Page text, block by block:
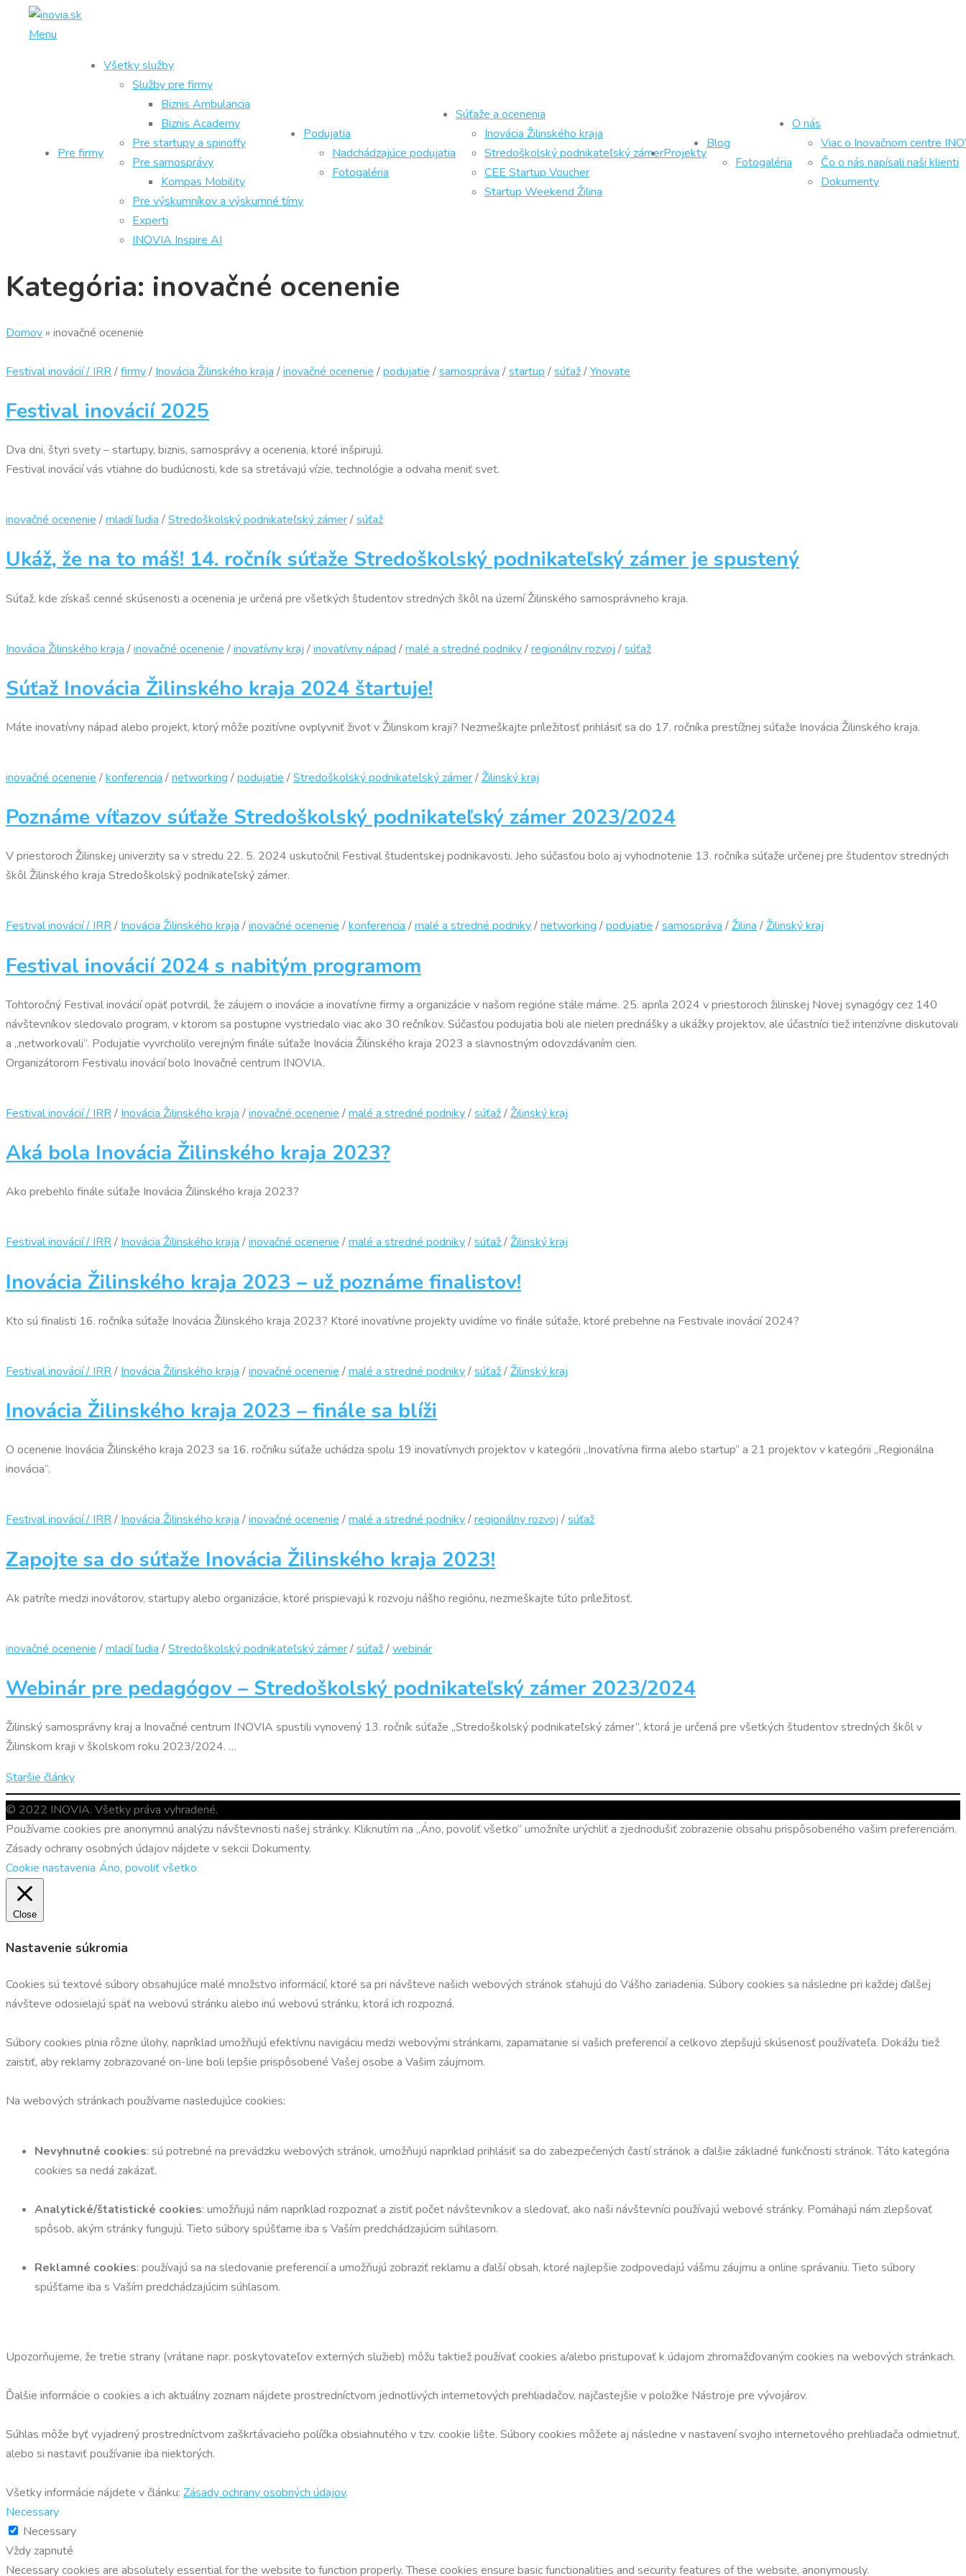
Prejsť
Menu
Pre firmy
Všetky služby
Služby pre firmy
Biznis Ambulancia
Biznis Academy
Pre startupy a spinoffy
Pre samosprávy
Kompas Mobility
Pre výskumníkov a výskumné tímy
Experti
INOVIA Inspire AI
Podujatia
Nadchádzajúce podujatia
Fotogaléria
Súťaže a ocenenia
Inovácia Žilinského kraja
Stredoškolský podnikateľský zámer
CEE Startup Voucher
Startup Weekend Žilina
Projekty
Blog
Fotogaléria
O nás
Viac o Inovačnom centre
Čo o nás napísali naši klienti
Dokumenty
Kategória: inovačné ocenenie
Domov » inovačné ocenenie
Festival inovácií / IRR/firmy/ Inovácia Žilinského kraja /inovačné ocenenie /podujatie /samospráva /startup /súťaž/Ynovate
Festival inovácií 2025
Dva dni, štyri svety – startupy, biznis, samosprávy a ocenenia, ktoré inšpirujú.
Festival inovácií vás vtiahne do budúcnosti, kde sa stretávajú vízie, technológie a odvaha meniť svet.
inovačné ocenenie /mladí ľudia /Stredoškolský podnikateľský zámer/súťaž
Ukáž, že na to máš! 14. ročník súťaže Stredoškolský podnikateľský zámer je spustený
Súťaž, kde získaš cenné skúsenosti a ocenenia je určená pre všetkých študentov stredných škôl na území Žilinského samosprávneho kraja.
Inovácia Žilinského kraja /inovačné ocenenie /inovatívny kraj /inovatívny nápad /malé a stredné podniky/regionálny rozvoj /súťaž
Súťaž Inovácia Žilinského kraja 2024 štartuje!
Máte inovatívny nápad alebo projekt, ktorý môže pozitívne ovplyvniť život v Žilinskom kraji? Nezmeškajte príležitosť prihlásiť sa do 17. ročníka prestížnej súťaže Inovácia Žilinského kraja.
inovačné ocenenie /konferencia /networking /podujatie /Stredoškolský podnikateľský zámer/Žilinský kraj
Poznáme víťazov súťaže Stredoškolský podnikateľský zámer 2023/2024
V priestoroch Žilinskej univerzity sa v stredu 22. 5. 2024 uskutočnil Festival študentskej podnikavosti. Jeho súčasťou bolo aj vyhodnotenie 13. ročníka súťaže určenej pre študentov stredných
škôl Žilinského kraja Stredoškolský podnikateľský zámer.
Festival inovácií / IRR/Inovácia Žilinského kraja/inovačné ocenenie/konferencia/malé a stredné podniky/networking /podujatie/samospráva/Žilina/Žilinský kraj
Festival inovácií 2024 s nabitým programom
Tohtoročný Festival inovácií opäť potvrdil, že záujem o inovácie a inovatívne firmy a organizácie v našom regióne stále máme. 25. apríla 2024 v priestoroch žilinskej Novej synagógy cez 140
návštevníkov sledovalo program, v ktorom sa postupne vystriedalo viac ako 30 rečníkov. Súčasťou podujatia boli ale nielen prednášky a ukážky projektov, ale účastníci tiež intenzívne diskutovali
a „networkovali“. Podujatie vyvrcholilo verejným finále súťaže Inovácia Žilinského kraja 2023 a slavnostným odovzdávaním cien.
Organizátorom Festivalu inovácií bolo Inovačné centrum INOVIA.
Festival inovácií / IRR/ Inovácia Žilinského kraja /inovačné ocenenie /malé a stredné podniky/súťaž/Žilinský kraj
Aká bola Inovácia Žilinského kraja 2023?
Ako prebehlo finále súťaže Inovácia Žilinského kraja 2023?
Festival inovácií / IRR/Inovácia Žilinského kraja/inovačné ocenenie/malé a stredné podniky/súťaž/Žilinský kraj
Inovácia Žilinského kraja 2023 – už poznáme finalistov!
Kto sú finalisti 16. ročníka súťaže Inovácia Žilinského kraja 2023? Ktoré inovatívne projekty uvidíme vo finále súťaže, ktoré prebehne na Festivale inovácií 2024?
Festival inovácií / IRR/ Inovácia Žilinského kraja /inovačné ocenenie /malé a stredné podniky/súťaž/Žilinský kraj
Inovácia Žilinského kraja 2023 – finále sa blíži
O ocenenie Inovácia Žilinského kraja 2023 sa 16. ročníku súťaže uchádza spolu 19 inovatívnych projektov v kategórii „Inovatívna firma alebo startup“ a 21 projektov v kategórii „Regionálna
inovácia“.
Festival inovácií / IRR/ Inovácia Žilinského kraja /inovačné ocenenie /malé a stredné podniky/regionálny rozvoj /súťaž
Zapojte sa do súťaže Inovácia Žilinského kraja 2023!
Ak patríte medzi inovátorov, startupy alebo organizácie, ktoré prispievajú k rozvoju nášho regiónu, nezmeškajte túto príležitosť.
inovačné ocenenie /mladí ľudia /Stredoškolský podnikateľský zámer/súťaž/webinár
Webinár pre pedagógov – Stredoškolský podnikateľský zámer 2023/2024
Žilinský samosprávny kraj a Inovačné centrum INOVIA spustili vynovený 13. ročník súťaže „Stredoškolský podnikateľský zámer“, ktorá je určená pre všetkých študentov stredných škôl v
Žilinskom kraji v školskom roku 2023/2024. …
Navigácia
v
článkoch
Staršie články
© 2022 INOVIA. Všetky práva vyhradené.
Používame cookies pre anonymnú analýzu návštevnosti našej stránky. Kliknutím na „Áno, povoliť všetko“ umožníte urýchliť a zjednodušiť zobrazenie obsahu prispôsobeného vašim preferenciám.
Zásady ochrany osobných údajov nájdete v sekcii Dokumenty.
Cookie nastavenia Áno, povoliť všetko
Close
Nastavenie súkromia
Cookies sú textové súbory obsahujúce malé množstvo informácií, ktoré sa pri návšteve našich webových stránok sťahujú do Vášho zariadenia. Súbory cookies sa následne pri každej ďalšej
návšteve odosielajú späť na webovú stránku alebo inú webovú stránku, ktorá ich rozpozná.
Súbory cookies plnia rôzne úlohy, napríklad umožňujú efektívnu navigáciu medzi webovými stránkami, zapamätanie si vašich preferencií a celkovo zlepšujú skúsenosť používateľa. Dokážu tiež
zaistiť, aby reklamy zobrazované on-line boli lepšie prispôsobené Vašej osobe a Vašim záujmom.
Na webových stránkach používame nasledujúce cookies:
Nevyhnutné cookies: sú potrebné na prevádzku webových stránok, umožňujú napríklad prihlásiť sa do zabezpečených častí stránok a ďalšie základné funkčnosti stránok. Táto kategória
cookies sa nedá zakázať.
Analytické/štatistické cookies: umožňujú nám napríklad rozpoznať a zistiť počet návštevníkov a sledovať, ako naši návštevníci používajú webové stránky. Pomáhajú nám zlepšovať
spôsob, akým stránky fungujú. Tieto súbory spúšťame iba s Vaším predchádzajúcim súhlasom.
Reklamné cookies: používajú sa na sledovanie preferencií a umožňujú zobraziť reklamu a ďalší obsah, ktoré najlepšie zodpovedajú vášmu záujmu a online správaniu. Tieto súbory
spúšťame iba s Vaším predchádzajúcim súhlasom.
Upozorňujeme, že tretie strany (vrátane napr. poskytovateľov externých služieb) môžu taktiež používať cookies a/alebo pristupovať k údajom zhromažďovaným cookies na webových stránkach.
Ďalšie informácie o cookies a ich aktuálny zoznam nájdete prostredníctvom jednotlivých internetových prehliadačov, najčastejšie v položke Nástroje pre vývojárov.
Súhlas môže byť vyjadrený prostredníctvom zaškrtávacieho políčka obsiahnutého v tzv. cookie lište. Súbory cookies môžete aj následne v nastavení svojho internetového prehliadača odmietnuť,
alebo si nastaviť používanie iba niektorých.
Všetky informácie nájdete v článku: Zásady ochrany osobných údajov.
Necessary
Necessary
Vždy zapnuté
Necessary cookies are absolutely essential for the website to function properly. These cookies ensure basic functionalities and security features of the website, anonymously.